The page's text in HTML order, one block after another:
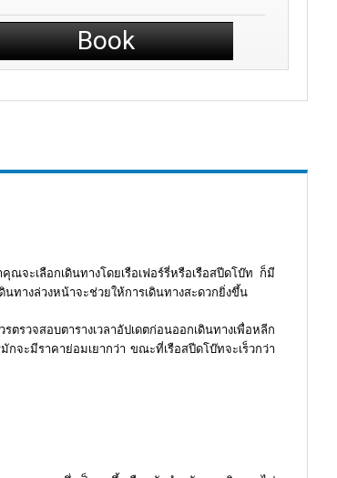
Book
จะเลือกเดินทางโดยเรือเฟอร์รี่หรือเรือสปีดโบ๊ท ก็มี
นทางล่วงหน้าจะช่วยให้การเดินทางสะดวกยิ่งขึ้น
ตรวจสอบตารางเวลาอัปเดตก่อนออกเดินทางเพื่อหลีก
กจะมีราคาย่อมเยากว่า ขณะที่เรือสปีดโบ๊ทจะเร็วกว่า